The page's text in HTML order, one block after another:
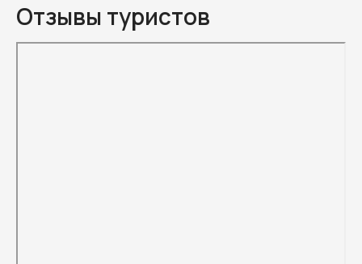
Отзывы туристов